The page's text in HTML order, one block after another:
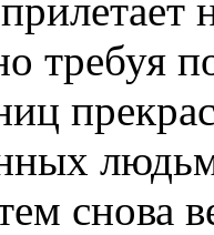
требуя
снова